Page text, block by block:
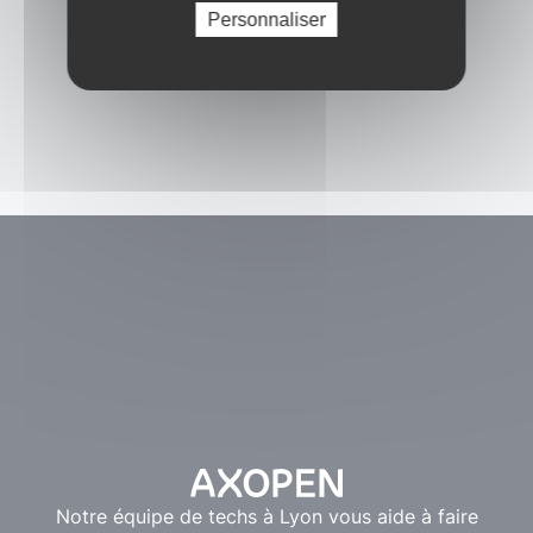
Notre équipe de techs à Lyon vous aide à faire
Personnaliser